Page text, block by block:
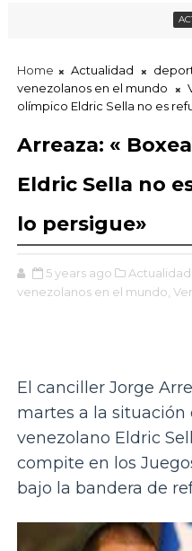
Home Actualidad
venezolanos en el mundo
olímpico Eldric Sella no es
Arreaza: «
Eldric Sella no
lo persigue»
5 years ago Actualidad,
venezolanos en el mundo,
El canciller Jorge
martes a la situación
venezolano Eldric
compite en los
bajo la bandera de